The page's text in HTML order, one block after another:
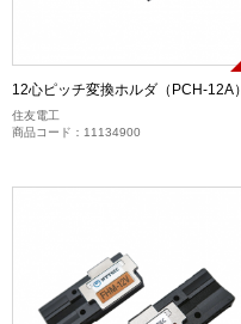
12心ピッチ変換ホルダ（PCH-12A）
住友電工
商品コード：11134900